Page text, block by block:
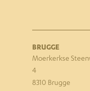
BRUGGE
Moerkerkse S
4
8310 Brugge